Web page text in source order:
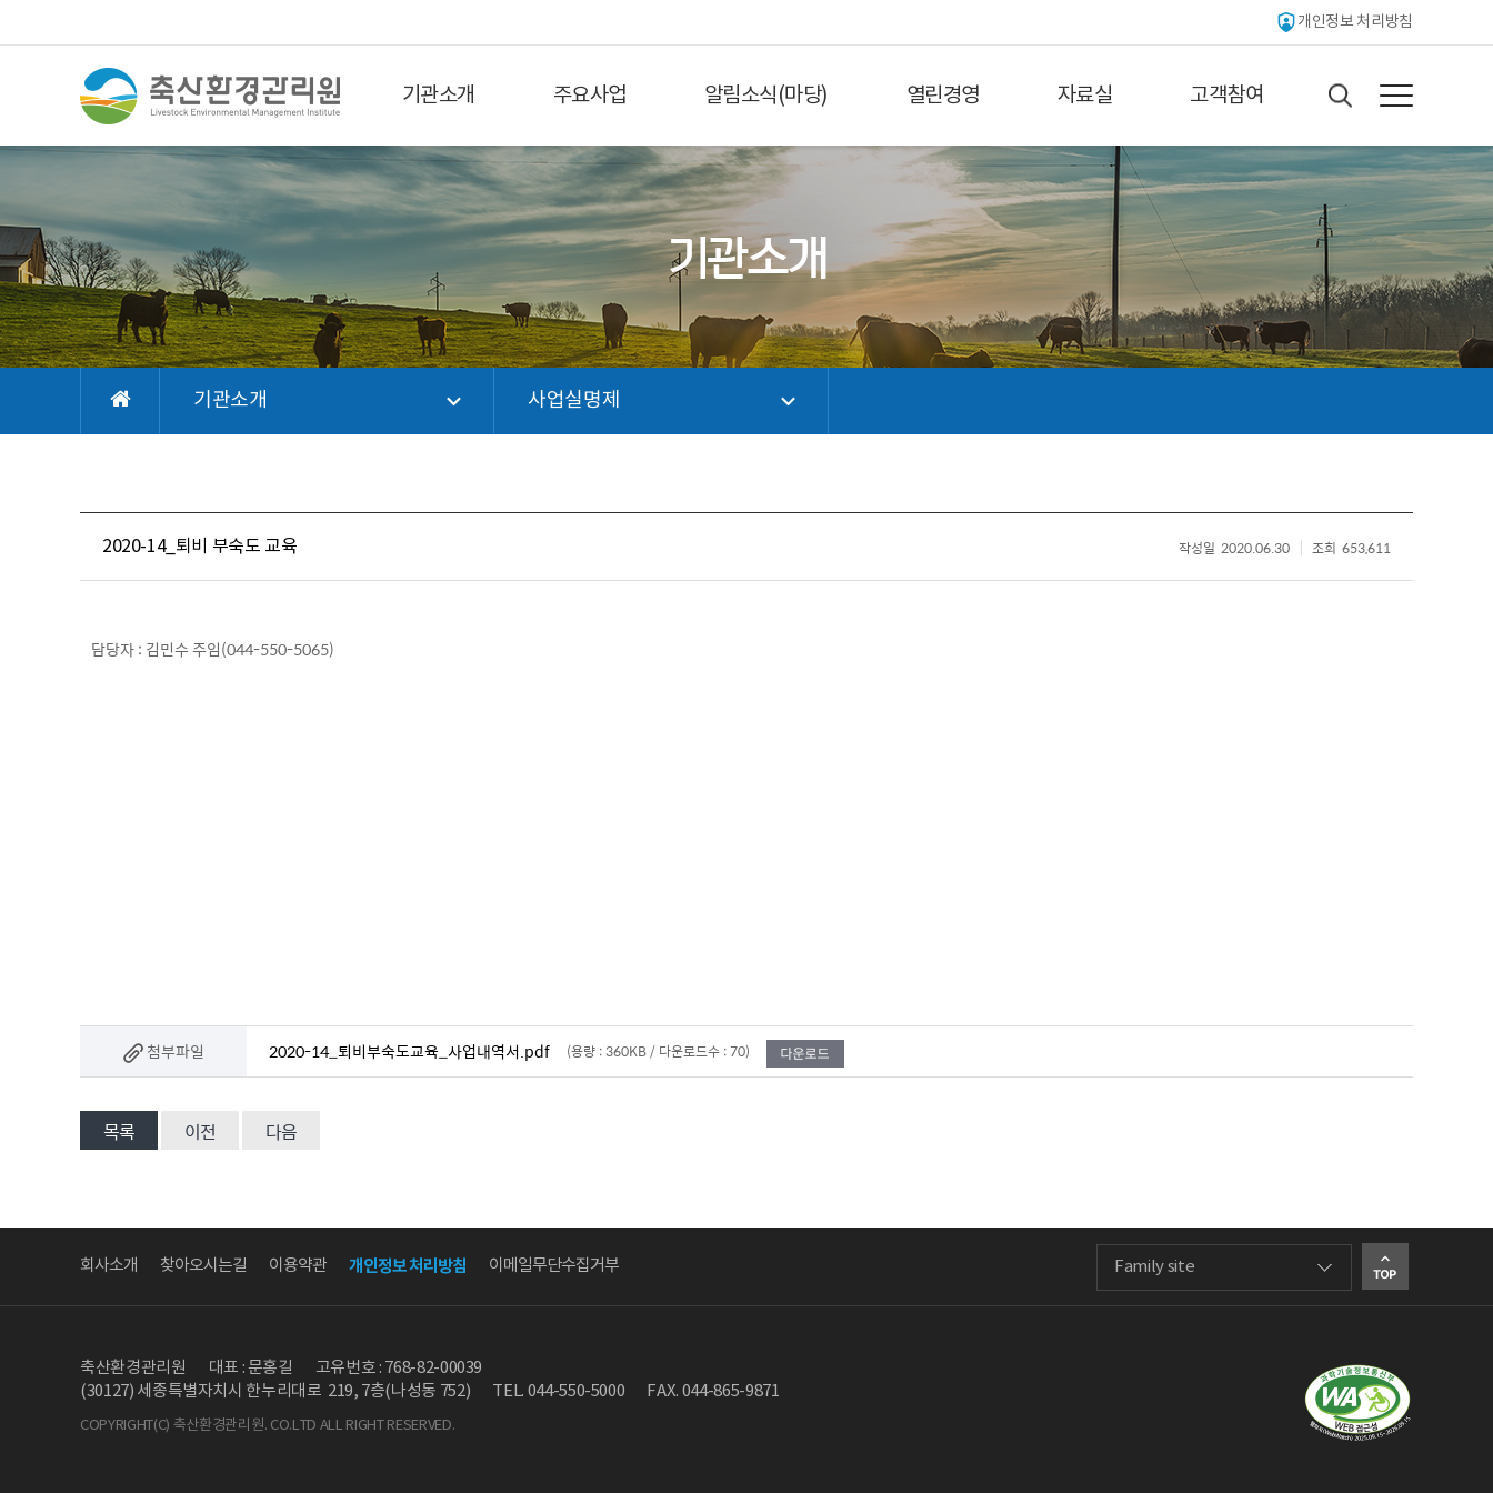
개인정보 처리방침
기관소개 주요사업 알림소식(마당) 열린경영 자료실 고객참여
기관소개
기관소개 사업실명제
2020-14_퇴비 부숙도 교육 작성일 2020.06.30 조회 653,611
담당자 : 김민수 주임(044-550-5065)
첨부파일 2020-14_퇴비부숙도교육_사업내역서.pdf (용량 : 360KB / 다운로드수 : 70)
목록 이전 다음
회사소개 찾아오시는길 이용약관 개인정보 처리방침 이메일무단수집거부 Family site
축산환경관리원 대표 : 문홍길
고유번호 : 768-82-00039
(30127) 세종특별자치시 한누리대로 219, 7층(나성동 752)
TEL. 044-550-5000 FAX. 044-865-9871
COPYRIGHT(C) 축산환경관리원. CO.LTD ALL RIGHT RESERVED.